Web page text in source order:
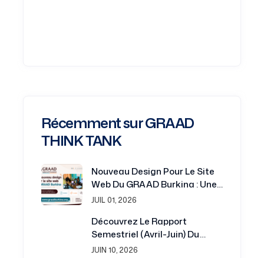
Récemment sur GRAAD
THINK TANK
Nouveau Design Pour Le Site
Web Du GRAAD Burkina : Une
Plateforme Renouvelée Au
Développement
JUIL 01, 2026
Découvrez Le Rapport
Semestriel (avril-Juin) Du
Projet Switch Africa Green
JUIN 10, 2026